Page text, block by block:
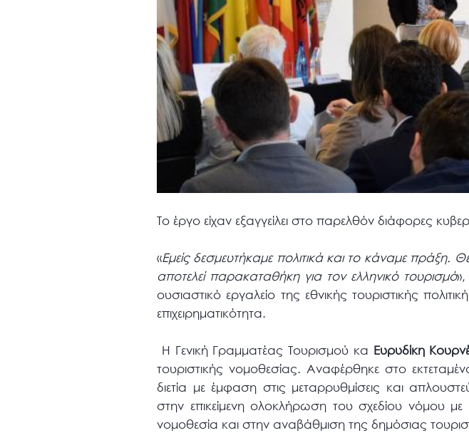
Το έργο είχαν εξαγγείλει στο παρελθόν διάφορες
«Εμείς δεσμευτήκαμε πολιτικά και το κάναμε
αποτελεί παρακαταθήκη για τον ελληνικό τουρισμό
ουσιαστικό εργαλείο της εθνικής τουριστικής
επιχειρηματικότητα.
Η Γενική Γραμματέας Τουρισμού κα Ευρυδίκη
τουριστικής νομοθεσίας. Αναφέρθηκε στο
διετία με έμφαση στις μεταρρυθμίσεις και
στην επικείμενη ολοκλήρωση του σχεδίου νόμου
νομοθεσία και στην αναβάθμιση της δημόσιας